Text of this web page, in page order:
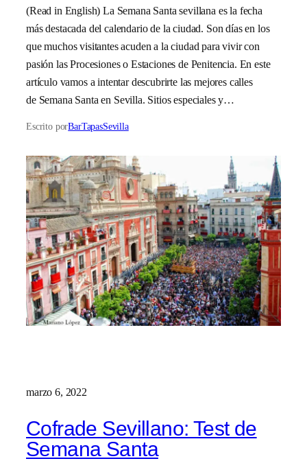
(Read in English) La Semana Santa sevillana es la fecha
más destacada del calendario de la ciudad. Son días en los
que muchos visitantes acuden a la ciudad para vivir con
pasión las Procesiones o Estaciones de Penitencia. En este
artículo vamos a intentar descubrirte las mejores calles
de Semana Santa en Sevilla. Sitios especiales y…
Escrito porBarTapasSevilla
marzo 6, 2022
Cofrade Sevillano: Test de
Semana Santa